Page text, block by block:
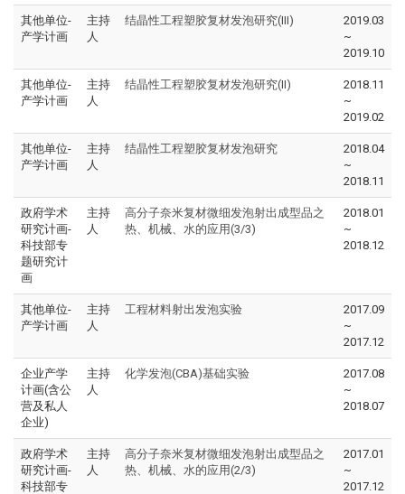
其他单位-
产学计画
主持
人
结晶性工程塑胶复材发泡研究(III)
2019.03
~
2019.10
其他单位-
产学计画
主持
人
结晶性工程塑胶复材发泡研究(II)
2018.11
~
2019.02
其他单位-
产学计画
主持
人
结晶性工程塑胶复材发泡研究
2018.04
~
2018.11
政府学术
研究计画-
科技部专
题研究计
画
主持
人
高分子奈米复材微细发泡射出成型品之
热、机械、水的应用(3/3)
2018.01
~
2018.12
其他单位-
产学计画
主持
人
工程材料射出发泡实验
2017.09
~
2017.12
企业产学
计画(含公
营及私人
企业)
主持
人
化学发泡(CBA)基础实验
2017.08
~
2018.07
政府学术
研究计画-
科技部专
主持
人
高分子奈米复材微细发泡射出成型品之
热、机械、水的应用(2/3)
2017.01
~
2017.12